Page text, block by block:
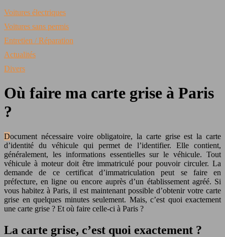
Voitures électriques
Voitures sans permis
Entretien / Réparation
Actualités
Divers
Où faire ma carte grise à Paris
?
Document nécessaire voire obligatoire, la carte grise est la carte
d’identité du véhicule qui permet de l’identifier. Elle contient,
généralement, les informations essentielles sur le véhicule. Tout
véhicule à moteur doit être immatriculé pour pouvoir circuler. La
demande de ce certificat d’immatriculation peut se faire en
préfecture, en ligne ou encore auprès d’un établissement agréé. Si
vous habitez à Paris, il est maintenant possible d’obtenir votre carte
grise en quelques minutes seulement. Mais, c’est quoi exactement
une carte grise ? Et où faire celle-ci à Paris ?
La carte grise, c’est quoi exactement ?